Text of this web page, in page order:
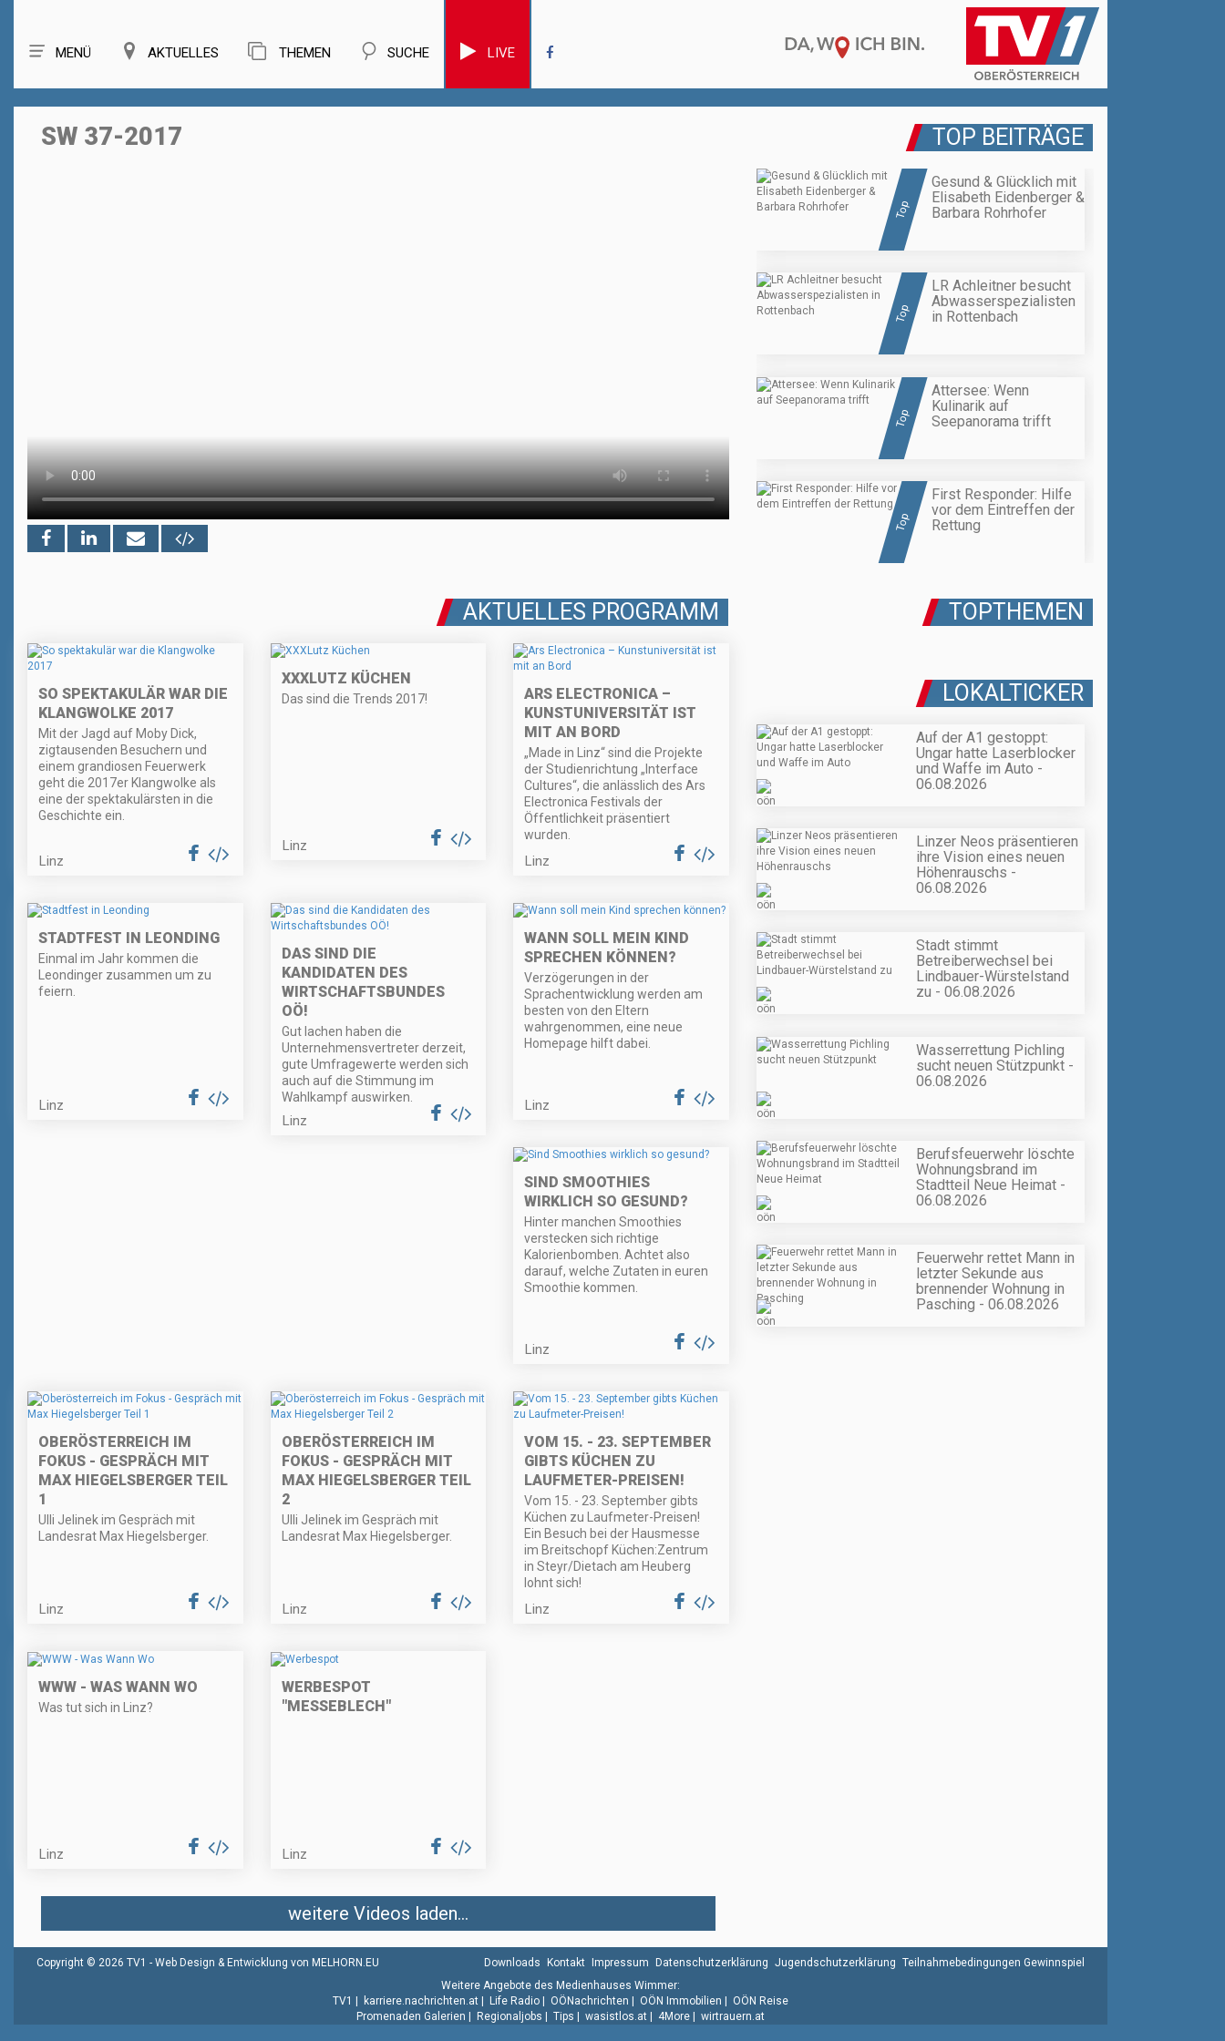
MENÜ AKTUELLES THEMEN SUCHE LIVE
SW 37-2017 TOP BEITRÄGE
Top
Gesund & Glücklich mit
Elisabeth Eidenberger &
Barbara Rohrhofer
Top
LR Achleitner besucht
Abwasserspezialisten
in Rottenbach
Top
Attersee: Wenn
Kulinarik auf
Seepanorama trifft
Top
First Responder: Hilfe
vor dem Eintreffen der
Rettung
AKTUELLES PROGRAMM
SO SPEKTAKULÄR WAR DIE
KLANGWOLKE 2017
Mit der Jagd auf Moby Dick,
zigtausenden Besuchern und
einem grandiosen Feuerwerk
geht die 2017er Klangwolke als
eine der spektakulärsten in die
Geschichte ein.
Linz
XXXLUTZ KÜCHEN
Das sind die Trends 2017!
Linz
ARS ELECTRONICA –
KUNSTUNIVERSITÄT IST
MIT AN BORD
„Made in Linz“ sind die Projekte
der Studienrichtung „Interface
Cultures“, die anlässlich des Ars
Electronica Festivals der
Öffentlichkeit präsentiert
wurden.
Linz
STADTFEST IN LEONDING
Einmal im Jahr kommen die
Leondinger zusammen um zu
feiern.
Linz
DAS SIND DIE
KANDIDATEN DES
WIRTSCHAFTSBUNDES
OÖ!
Gut lachen haben die
Unternehmensvertreter derzeit,
gute Umfragewerte werden sich
auch auf die Stimmung im
Wahlkampf auswirken.
Linz
WANN SOLL MEIN KIND
SPRECHEN KÖNNEN?
Verzögerungen in der
Sprachentwicklung werden am
besten von den Eltern
wahrgenommen, eine neue
Homepage hilft dabei.
Linz
SIND SMOOTHIES
WIRKLICH SO GESUND?
Hinter manchen Smoothies
verstecken sich richtige
Kalorienbomben. Achtet also
darauf, welche Zutaten in euren
Smoothie kommen.
Linz
OBERÖSTERREICH IM
FOKUS - GESPRÄCH MIT
MAX HIEGELSBERGER TEIL
1
Ulli Jelinek im Gespräch mit
Landesrat Max Hiegelsberger.
Linz
OBERÖSTERREICH IM
FOKUS - GESPRÄCH MIT
MAX HIEGELSBERGER TEIL
2
Ulli Jelinek im Gespräch mit
Landesrat Max Hiegelsberger.
Linz
VOM 15. - 23. SEPTEMBER
GIBTS KÜCHEN ZU
LAUFMETER-PREISEN!
Vom 15. - 23. September gibts
Küchen zu Laufmeter-Preisen!
Ein Besuch bei der Hausmesse
im Breitschopf Küchen:Zentrum
in Steyr/Dietach am Heuberg
lohnt sich!
Linz
WWW - WAS WANN WO
Was tut sich in Linz?
Linz
WERBESPOT
"MESSEBLECH"
Linz
weitere Videos laden...
TOPTHEMEN
LOKALTICKER
Auf der A1 gestoppt:
Ungar hatte Laserblocker
und Waffe im Auto -
06.08.2026
Linzer Neos präsentieren
ihre Vision eines neuen
Höhenrauschs -
06.08.2026
Stadt stimmt
Betreiberwechsel bei
Lindbauer-Würstelstand
zu - 06.08.2026
Wasserrettung Pichling
sucht neuen Stützpunkt -
06.08.2026
Berufsfeuerwehr löschte
Wohnungsbrand im
Stadtteil Neue Heimat -
06.08.2026
Feuerwehr rettet Mann in
letzter Sekunde aus
brennender Wohnung in
Pasching - 06.08.2026
Copyright © 2026 TV1 - Web Design & Entwicklung von MELHORN.EU Downloads Kontakt Impressum Datenschutzerklärung Jugendschutzerklärung Teilnahmebedingungen Gewinnspiel
Weitere Angebote des Medienhauses Wimmer:
TV1 | karriere.nachrichten.at | Life Radio | OÖNachrichten | OÖN Immobilien | OÖN Reise
Promenaden Galerien | Regionaljobs | Tips | wasistlos.at | 4More | wirtrauern.at